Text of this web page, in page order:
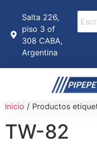
Salta 226,
piso 3 of
308 CABA,
Argentina
Inicio / Productos
TW-82